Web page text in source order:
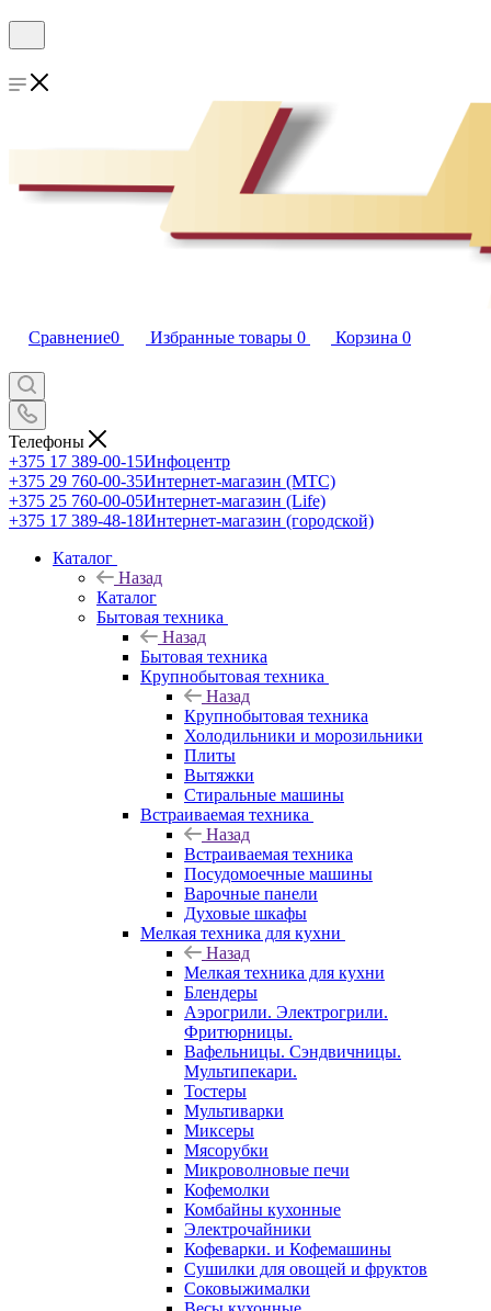
Сравнение0 Избранные товары 0 Корзина 0
Телефоны
+375 17 389-00-15Инфоцентр
+375 29 760-00-35Интернет-магазин (МТС)
+375 25 760-00-05Интернет-магазин (Life)
+375 17 389-48-18Интернет-магазин (городской)
Каталог
Назад
Каталог
Бытовая техника
Назад
Бытовая техника
Крупнобытовая техника
Назад
Крупнобытовая техника
Холодильники и морозильники
Плиты
Вытяжки
Стиральные машины
Встраиваемая техника
Назад
Встраиваемая техника
Посудомоечные машины
Варочные панели
Духовые шкафы
Мелкая техника для кухни
Назад
Мелкая техника для кухни
Блендеры
Аэрогрили. Электрогрили.
Фритюрницы.
Вафельницы. Сэндвичницы.
Мультипекари.
Тостеры
Мультиварки
Миксеры
Мясорубки
Микроволновые печи
Кофемолки
Комбайны кухонные
Электрочайники
Кофеварки. и Кофемашины
Сушилки для овощей и фруктов
Соковыжималки